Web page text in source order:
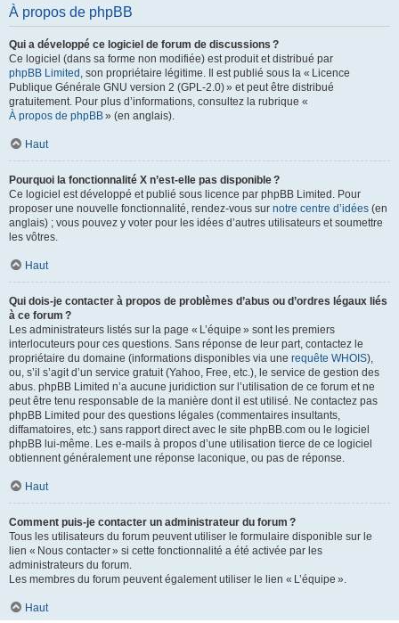
À propos de phpBB
Qui a développé ce logiciel de forum de discussions ?
Ce logiciel (dans sa forme non modifiée) est produit et distribué par
phpBB Limited , son propriétaire légitime. Il est publié sous la « Licence
Publique Générale GNU version 2 (GPL-2.0) » et peut être distribué
gratuitement. Pour plus d’informations, consultez la rubrique «
À propos de phpBB» (en anglais).
Haut
Pourquoi la fonctionnalité X n’est-elle pas disponible ?
Ce logiciel est développé et publié sous licence par phpBB Limited. Pour
proposer une nouvelle fonctionnalité, rendez-vous sur notre centre d’idées (en
anglais) ; vous pouvez y voter pour les idées d’autres utilisateurs et soumettre
les vôtres.
Haut
Qui dois-je contacter à propos de problèmes d’abus ou d’ordres légaux liés
à ce forum ?
Les administrateurs listés sur la page « L’équipe » sont les premiers
interlocuteurs pour ces questions. Sans réponse de leur part, contactez le
propriétaire du domaine (informations disponibles via une requête WHOIS),
ou, s’il s’agit d’un service gratuit (Yahoo, Free, etc.), le service de gestion des
abus. phpBB Limited n’a aucune juridiction sur l’utilisation de ce forum et ne
peut être tenu responsable de la manière dont il est utilisé. Ne contactez pas
phpBB Limited pour des questions légales (commentaires insultants,
diffamatoires, etc.) sans rapport direct avec le site phpBB.com ou le logiciel
phpBB lui-même. Les e-mails à propos d’une utilisation tierce de ce logiciel
obtiennent généralement une réponse laconique, ou pas de réponse.
Haut
Comment puis-je contacter un administrateur du forum ?
Tous les utilisateurs du forum peuvent utiliser le formulaire disponible sur le
lien « Nous contacter » si cette fonctionnalité a été activée par les
administrateurs du forum.
Les membres du forum peuvent également utiliser le lien « L’équipe ».
Haut